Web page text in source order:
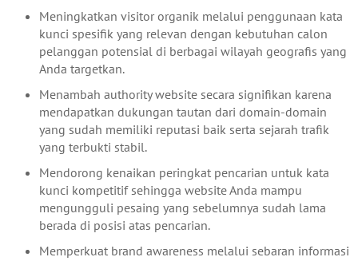
Meningkatkan visitor organik melalui penggunaan kata
kunci spesifik yang relevan dengan kebutuhan calon
pelanggan potensial di berbagai wilayah geografis yang
Anda targetkan.
Menambah authority website secara signifikan karena
mendapatkan dukungan tautan dari domain-domain
yang sudah memiliki reputasi baik serta sejarah trafik
yang terbukti stabil.
Mendorong kenaikan peringkat pencarian untuk kata
kunci kompetitif sehingga website Anda mampu
mengungguli pesaing yang sebelumnya sudah lama
berada di posisi atas pencarian.
Memperkuat brand awareness melalui sebaran informasi